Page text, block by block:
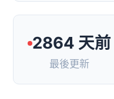
2864 天前
最後更新